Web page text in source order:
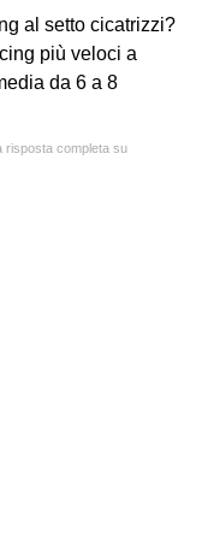
al setto cicatrizzi?
più veloci a
da 6 a 8
risposta completa su